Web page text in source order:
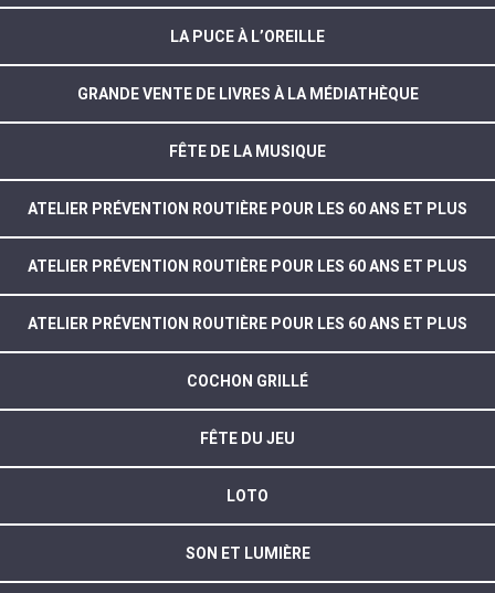
LA PUCE À L’OREILLE
GRANDE VENTE DE LIVRES À LA MÉDIATHÈQUE
FÊTE DE LA MUSIQUE
ATELIER PRÉVENTION ROUTIÈRE POUR LES 60 ANS ET PLUS
ATELIER PRÉVENTION ROUTIÈRE POUR LES 60 ANS ET PLUS
ATELIER PRÉVENTION ROUTIÈRE POUR LES 60 ANS ET PLUS
COCHON GRILLÉ
FÊTE DU JEU
LOTO
SON ET LUMIÈRE